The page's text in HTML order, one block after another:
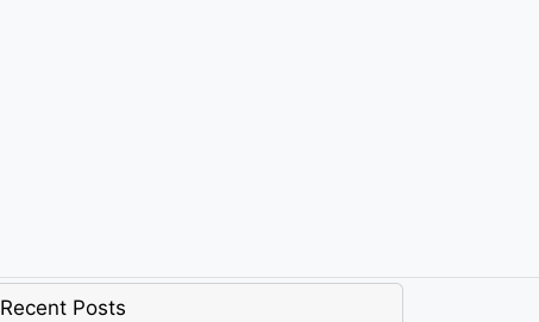
Recent Posts